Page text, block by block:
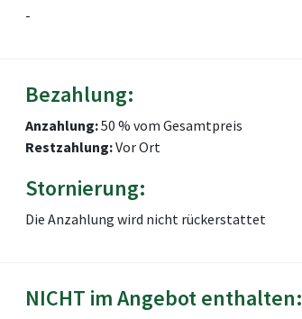
-
Bezahlung:
Anzahlung:50 % vom Gesamtpreis
Restzahlung:Vor Ort
Stornierung:
Die Anzahlung wird nicht rückerstattet
NICHT im Angebot enthalten: